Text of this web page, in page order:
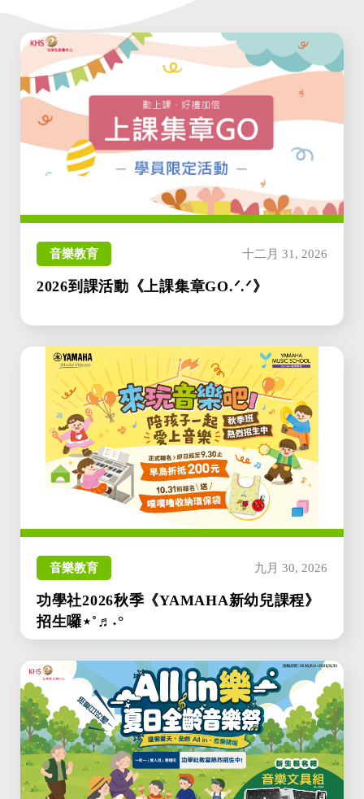
音樂教育 十二月 31, 2026
2026到課活動《上課集章GO.ᐟ.ᐟ》
音樂教育 九月 30, 2026
功學社2026秋季《YAMAHA新幼兒課程》
招生囉⋆˚♬˖°